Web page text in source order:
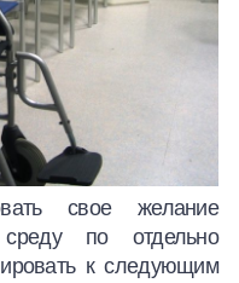
свое желание
среду по отдельно
к следующим